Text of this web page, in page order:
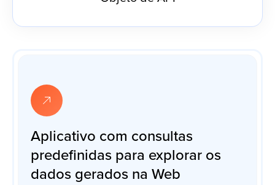
Aplicativo com consultas
predefinidas para explorar os
dados gerados na Web